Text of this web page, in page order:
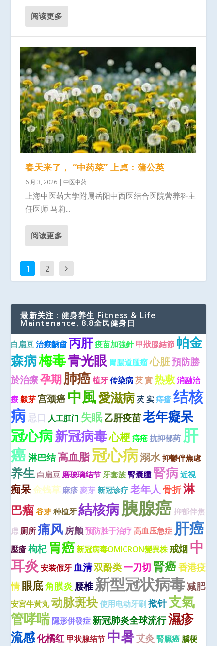
阅读更多
春天来了， “中药菜” 上桌：蒲公英
6 月 3, 2026 |中医中药
上海中医药大学附属岳阳中西医结合医院营养科主
任医师 马莉...
阅读更多
1 2
最新关注 : 健身养生 Fitness & Life
Maintenance, 8.8全民健身日
白扁豆 治療齲齒 丙肝疫苗加強針 甲狀腺結節 帕金
森病梅毒青光眼 胃腸道腫瘤 心脏預防勝
於治療孕期肺癌 植牙 传染病 芡 實 热敷 消融治
療 穀芽 宫颈癌中風愛滋病 芡 实 痔瘡 结核
病忌口 人工肛门 失眠乙肝疫苗老年癡呆
冠心病新冠病毒心梗 痔疮 抗抑郁药 肝
癌淋巴结高血脂冠心病溺水抑鬱伴焦慮
养生 白扁豆 磨玻璃结节 牙套族 腎囊腫 腎病 近視
痴呆金钱草 麻疹 麥芽 新冠诊疗 老年人 骨折淋
巴瘤 谷芽 种植牙 結核病胰腺癌 抑郁伴焦
虑 厕所 痛风房颤 预防胜于治疗 高血压急症 肝癌
壓瘡 枸杞 胃癌 新冠病毒OMICRON變異株戒烟中
耳炎 安装假牙 血清双酚类一刀切 腎癌香港疫
情眼底角膜炎 腰椎新型冠状病毒减肥
安宮牛黃丸动脉斑块 使用电动牙刷 揿针支氣
管哮喘 隱形併發症 新冠肺炎全球流行濕疹
流感化橘红 甲状腺结节 中暑艾灸 腎臟癌 腦梗